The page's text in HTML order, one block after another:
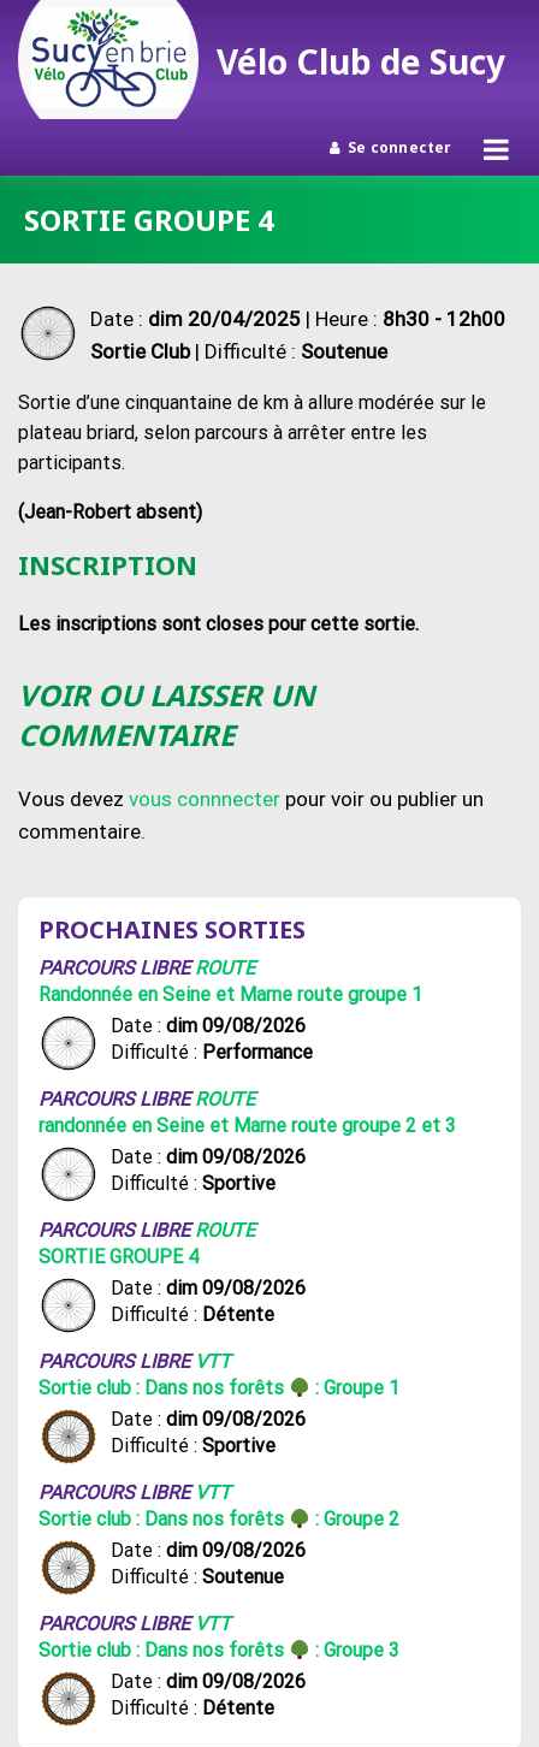
contenu
Vélo Club de Sucy
Se connecter
SORTIE GROUPE 4
Date : dim 20/04/2025 | Heure : 8h30 - 12h00
Sortie Club| Difficulté : Soutenue
Sortie d’une cinquantaine de km à allure modérée sur le
plateau briard, selon parcours à arrêter entre les
participants.
(Jean-Robert absent)
INSCRIPTION
Les inscriptions sont closes pour cette sortie.
VOIR OU LAISSER UN
COMMENTAIRE
Vous devez vous connnecter pour voir ou publier un
commentaire.
PROCHAINES SORTIES
PARCOURS LIBREROUTE
Randonnée en Seine et Marne route groupe 1
Date : dim 09/08/2026
Difficulté : Performance
PARCOURS LIBREROUTE
randonnée en Seine et Marne route groupe 2 et 3
Date : dim 09/08/2026
Difficulté : Sportive
PARCOURS LIBREROUTE
SORTIE GROUPE 4
Date : dim 09/08/2026
Difficulté : Détente
PARCOURS LIBRE VTT
Sortie club : Dans nos forêts
: Groupe 1
Date : dim 09/08/2026
Difficulté : Sportive
PARCOURS LIBRE VTT
Sortie club : Dans nos forêts
: Groupe 2
Date : dim 09/08/2026
Difficulté : Soutenue
PARCOURS LIBRE VTT
Sortie club : Dans nos forêts
: Groupe 3
Date : dim 09/08/2026
Difficulté : Détente